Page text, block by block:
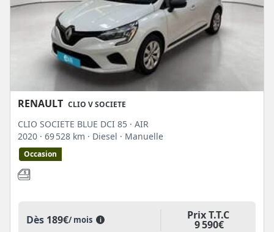
RENAULT CLIO V SOCIETE
CLIO SOCIETE BLUE DCI 85 · AIR
2020 · 69 528 km · Diesel · Manuelle
Occasion
Dès 189€/ mois i Prix T.T.C
9 590€